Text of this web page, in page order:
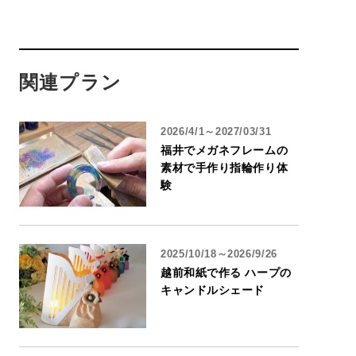
関連プラン
2026/4/1～2027/03/31
福井でメガネフレームの
素材で手作り指輪作り体
験
2025/10/18～2026/9/26
越前和紙で作る ハープの
キャンドルシェード